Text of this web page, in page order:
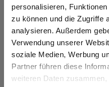
personalisieren,
zu können und die Zugriffe
analysieren. Außerdem
Verwendung unserer
soziale Medien, Werbung
Partner führen diese
weiteren Daten
Events Archive
Past events,